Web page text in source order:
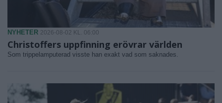
NYHETER 2026-08-02 KL. 06:00
Christoffers uppfinning erövrar världen
Som trippelamputerad visste han exakt vad som saknades.